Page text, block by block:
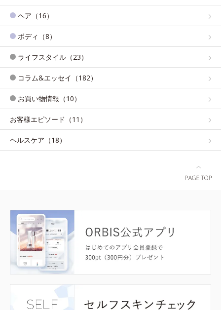
ヘア（16）
ボディ（8）
ライフスタイル（23）
コラム&エッセイ（182）
お買い物情報（10）
お客様エピソード（11）
ヘルスケア（18）